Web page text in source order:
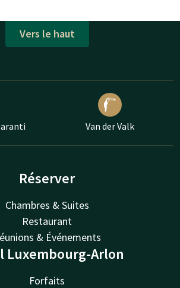
Vers le haut
Van der Valk
Réserver
Chambres & Suites
Restaurant
& Événements
Luxembourg-Arlon
Forfaits